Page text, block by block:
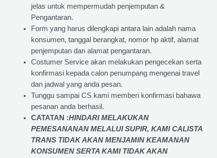
jelas untuk mempermudah penjemputan &
Pengantaran.
Form yang harus dilengkapi antara lain adalah nama
konsumen, tanggal berangkat, nomor hp aktif, alamat
penjemputan dan alamat pengantaran.
Costumer Service akan melakukan pengecekan serta
konfirmasi kepada calon penumpang mengenai travel
dan jadwal yang anda pesan.
Tunggu sampai CS kami memberi konfirmasi bahawa
pesanan anda berhasil.
CATATAN :HINDARI MELAKUKAN
PEMESANANAN MELALUI SUPIR, KAMICALISTA
TRANSTIDAK AKAN MENJAMINKEAMANAN
KONSUMEN SERTA KAMI TIDAK AKAN